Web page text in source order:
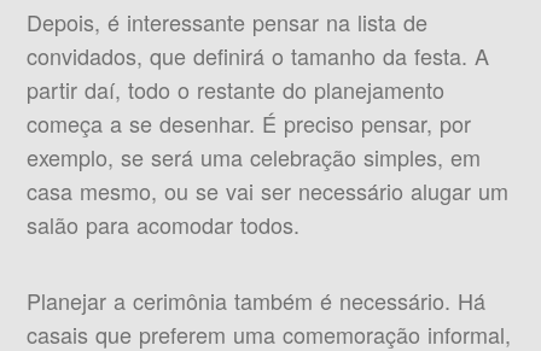
Depois, é interessante pensar na lista de
convidados, que definirá o tamanho da festa. A
partir daí, todo o restante do planejamento
começa a se desenhar. É preciso pensar, por
exemplo, se será uma celebração simples, em
casa mesmo, ou se vai ser necessário alugar um
salão para acomodar todos.
Planejar a cerimônia também é necessário. Há
casais que preferem uma comemoração informal,